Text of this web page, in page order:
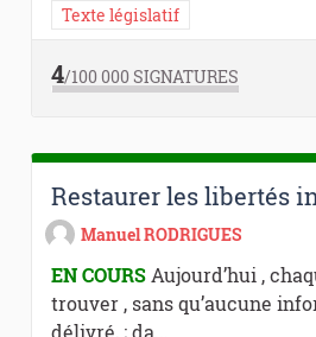
Texte législatif
4/100 000SIGNATURES
Restaurer les libertés
Manuel RODRIGUES
EN COURSAujourd’hui ,
trouver , sans qu’aucune